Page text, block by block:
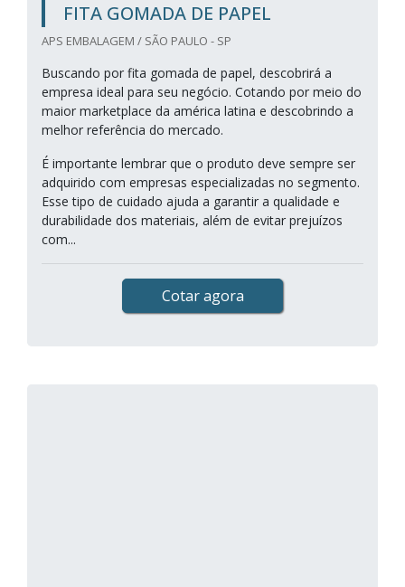
FITA GOMADA DE PAPEL
APS EMBALAGEM / SÃO PAULO - SP
Buscando por fita gomada de papel, descobrirá a
empresa ideal para seu negócio. Cotando por meio do
maior marketplace da américa latina e descobrindo a
melhor referência do mercado.
É importante lembrar que o produto deve sempre ser
adquirido com empresas especializadas no segmento.
Esse tipo de cuidado ajuda a garantir a qualidade e
durabilidade dos materiais, além de evitar prejuízos
com...
Cotar agora